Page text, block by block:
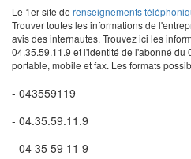
Le 1er site de renseignements
Trouver toutes les informations de
avis des internautes. Trouvez ici les
04.35.59.11.9 et l'identité de l'abonné du
portable, mobile et fax. Les formats
- 043559119
- 04.35.59.11.9
- 04 35 59 11 9